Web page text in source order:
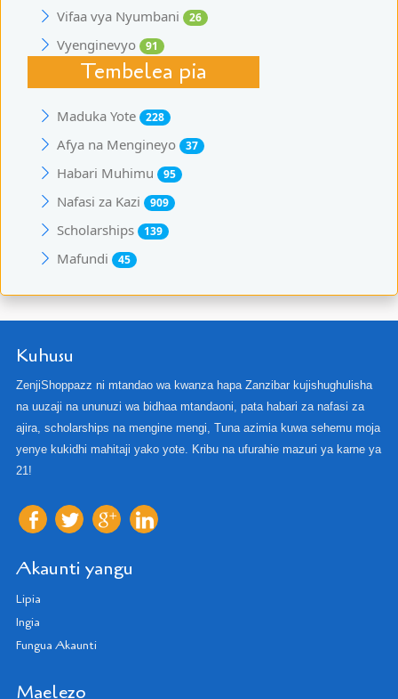
Vifaa vya Nyumbani 26
Vyenginevyo 91
Tembelea pia
Maduka Yote 228
Afya na Mengineyo 37
Habari Muhimu 95
Nafasi za Kazi 909
Scholarships 139
Mafundi 45
Kuhusu
ZenjiShoppazz ni mtandao wa kwanza hapa Zanzibar kujishughulisha
na uuzaji na ununuzi wa bidhaa mtandaoni, pata habari za nafasi za
ajira, scholarships na mengine mengi, Tuna azimia kuwa sehemu moja
yenye kukidhi mahitaji yako yote. Kribu na ufurahie mazuri ya karne ya
21!
Akaunti yangu
Lipia
Ingia
Fungua Akaunti
Maelezo